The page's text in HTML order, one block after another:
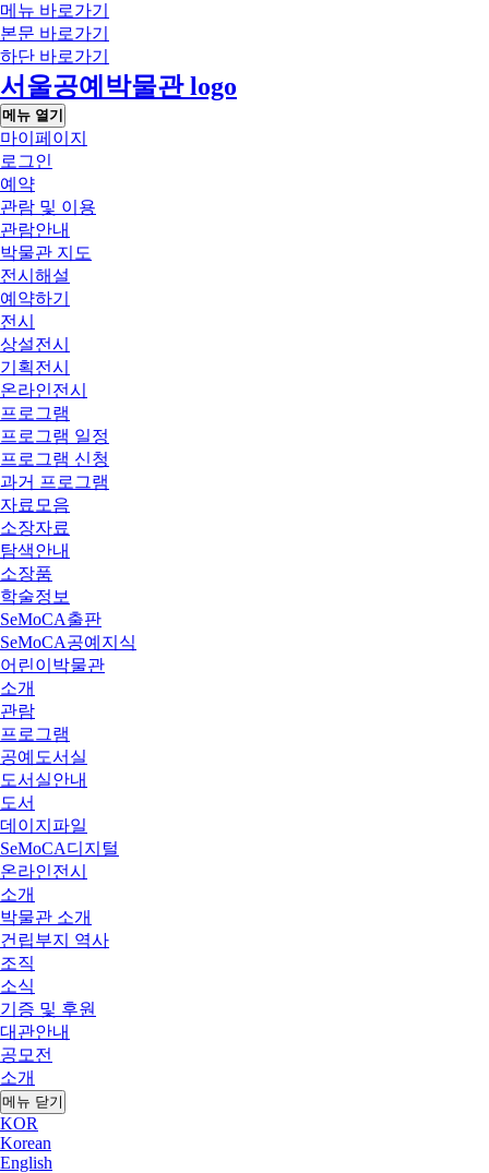
메뉴 바로가기
본문 바로가기
하단 바로가기
서울공예박물관 logo
메뉴 열기
마이페이지
로그인
예약
관람 및 이용
관람안내
박물관 지도
전시해설
예약하기
전시
상설전시
기획전시
온라인전시
프로그램
프로그램 일정
프로그램 신청
과거 프로그램
자료모음
소장자료
탐색안내
소장품
학술정보
SeMoCA출판
SeMoCA공예지식
어린이박물관
소개
관람
프로그램
공예도서실
도서실안내
도서
데이지파일
SeMoCA디지털
온라인전시
소개
박물관 소개
건립부지 역사
조직
소식
기증 및 후원
대관안내
공모전
소개
메뉴 닫기
KOR
Korean
English